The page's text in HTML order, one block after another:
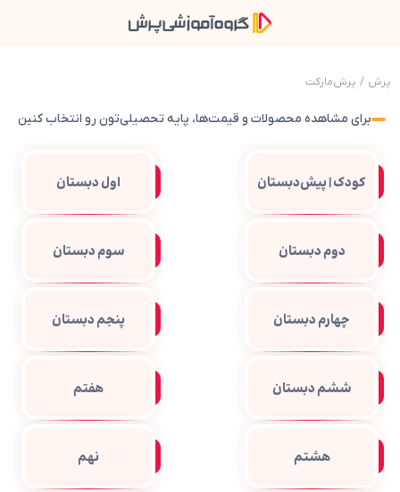
پرش / پرش‌مارکت
برای مشاهده محصولات و قیمت‌ها، پایه تحصیلی‌تون رو انتخاب کنین
کودک | پیش‌دبستان اول دبستان
دوم دبستان سوم دبستان
چهارم دبستان پنجم دبستان
ششم دبستان هفتم
هشتم نهم